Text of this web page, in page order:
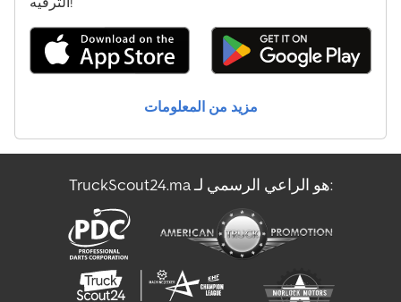
مزيد من المعلومات
TruckScout24.ma هو الراعي الرسمي لـ: